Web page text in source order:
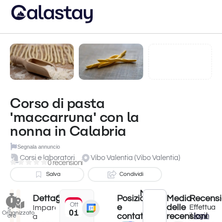
Corso di pasta
'maccarruna' con la
nonna in Calabria
Segnala annuncio
Corsi e laboratori Vibo Valentia (Vibo Valentia)
0 recensioni
Salva Condividi
5
ore
Organizzato
Dettagli
Impara
a
Quando?
Ott
01
Ott 1, 2025 12:00 AM
- Set 29, 2026 11:59 PM
Posizione
e
contatti
Meteo
Media
delle
recensioni
Effettua
illogin